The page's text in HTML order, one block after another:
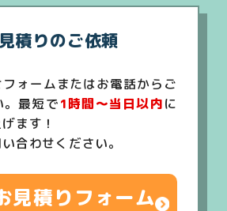
積りのご依頼
ォームまたはお電話からご
最短で1時間～当日以内に
ます！
合わせください。
見積りフォーム